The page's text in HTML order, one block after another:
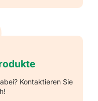
Kontaktieren Sie